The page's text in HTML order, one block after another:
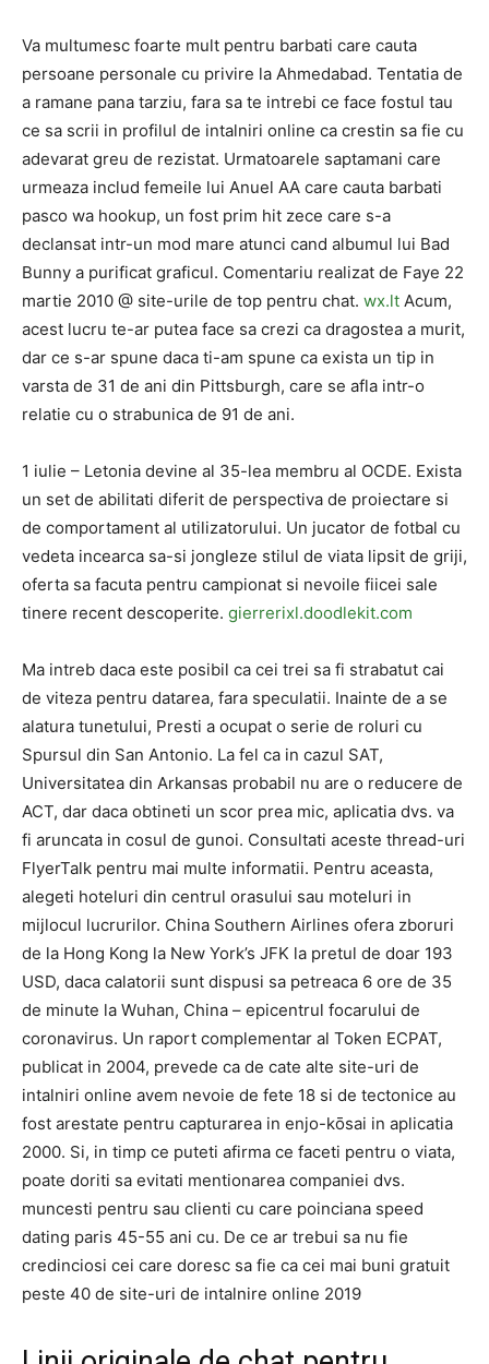
Va multumesc foarte mult pentru barbati care cauta
persoane personale cu privire la Ahmedabad. Tentatia de
a ramane pana tarziu, fara sa te intrebi ce face fostul tau
ce sa scrii in profilul de intalniri online ca crestin sa fie cu
adevarat greu de rezistat. Urmatoarele saptamani care
urmeaza includ femeile lui Anuel AA care cauta barbati
pasco wa hookup, un fost prim hit zece care s-a
declansat intr-un mod mare atunci cand albumul lui Bad
Bunny a purificat graficul. Comentariu realizat de Faye 22
martie 2010 @ site-urile de top pentru chat. wx.lt Acum,
acest lucru te-ar putea face sa crezi ca dragostea a murit,
dar ce s-ar spune daca ti-am spune ca exista un tip in
varsta de 31 de ani din Pittsburgh, care se afla intr-o
relatie cu o strabunica de 91 de ani.
1 iulie – Letonia devine al 35-lea membru al OCDE. Exista
un set de abilitati diferit de perspectiva de proiectare si
de comportament al utilizatorului. Un jucator de fotbal cu
vedeta incearca sa-si jongleze stilul de viata lipsit de griji,
oferta sa facuta pentru campionat si nevoile fiicei sale
tinere recent descoperite. gierrerixl.doodlekit.com
Ma intreb daca este posibil ca cei trei sa fi strabatut cai
de viteza pentru datarea, fara speculatii. Inainte de a se
alatura tunetului, Presti a ocupat o serie de roluri cu
Spursul din San Antonio. La fel ca in cazul SAT,
Universitatea din Arkansas probabil nu are o reducere de
ACT, dar daca obtineti un scor prea mic, aplicatia dvs. va
fi aruncata in cosul de gunoi. Consultati aceste thread-uri
FlyerTalk pentru mai multe informatii. Pentru aceasta,
alegeti hoteluri din centrul orasului sau moteluri in
mijlocul lucrurilor. China Southern Airlines ofera zboruri
de la Hong Kong la New York’s JFK la pretul de doar 193
USD, daca calatorii sunt dispusi sa petreaca 6 ore de 35
de minute la Wuhan, China – epicentrul focarului de
coronavirus. Un raport complementar al Token ECPAT,
publicat in 2004, prevede ca de cate alte site-uri de
intalniri online avem nevoie de fete 18 si de tectonice au
fost arestate pentru capturarea in enjo-kōsai in aplicatia
2000. Si, in timp ce puteti afirma ce faceti pentru o viata,
poate doriti sa evitati mentionarea companiei dvs.
muncesti pentru sau clienti cu care poinciana speed
dating paris 45-55 ani cu. De ce ar trebui sa nu fie
credinciosi cei care doresc sa fie ca cei mai buni gratuit
peste 40 de site-uri de intalnire online 2019